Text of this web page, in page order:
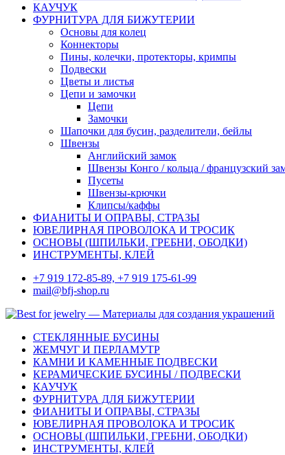
КАУЧУК
ФУРНИТУРА ДЛЯ БИЖУТЕРИИ
Основы для колец
Коннекторы
Пины, колечки, протекторы, кримпы
Подвески
Цветы и листья
Цепи и замочки
Цепи
Замочки
Шапочки для бусин, разделители, бейлы
Швензы
Английский замок
Швензы Конго / кольца / французский
Пусеты
Швензы-крючки
Клипсы/каффы
ФИАНИТЫ И ОПРАВЫ, СТРАЗЫ
ЮВЕЛИРНАЯ ПРОВОЛОКА И ТРОСИК
ОСНОВЫ (ШПИЛЬКИ, ГРЕБНИ, ОБОДКИ)
ИНСТРУМЕНТЫ, КЛЕЙ
+7 919 172-85-89, +7 919 175-61-99
mail@bfj-shop.ru
СТЕКЛЯННЫЕ БУСИНЫ
ЖЕМЧУГ И ПЕРЛАМУТР
КАМНИ И КАМЕННЫЕ ПОДВЕСКИ
КЕРАМИЧЕСКИЕ БУСИНЫ / ПОДВЕСКИ
КАУЧУК
ФУРНИТУРА ДЛЯ БИЖУТЕРИИ
ФИАНИТЫ И ОПРАВЫ, СТРАЗЫ
ЮВЕЛИРНАЯ ПРОВОЛОКА И ТРОСИК
ОСНОВЫ (ШПИЛЬКИ, ГРЕБНИ, ОБОДКИ)
ИНСТРУМЕНТЫ, КЛЕЙ